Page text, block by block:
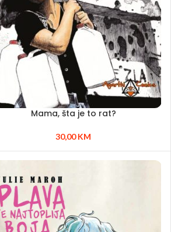
Mama, šta je to rat?
30,00KM